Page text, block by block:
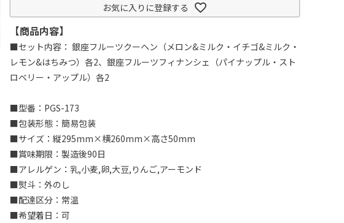
お気に入りに登録する
【商品内容】
■セット内容： 銀座フルーツクーヘン（メロン&ミルク・イチゴ&ミルク・
レモン&はちみつ）各2、銀座フルーツフィナンシェ（パイナップル・スト
ロベリー・アップル）各2
■型番：PGS-173
■包装形態：簡易包装
■サイズ：縦295mm×横260mm×高さ50mm
■賞味期限：製造後90日
■アレルゲン：乳,小麦,卵,大豆,りんご,アーモンド
■熨斗：外のし
■配達区分：常温
■希望着日：可